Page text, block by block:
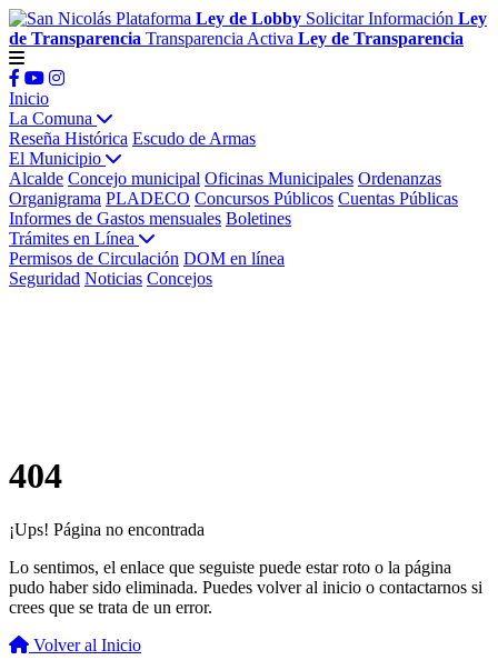
Plataforma Ley de Lobby Solicitar Información Ley
de Transparencia Transparencia Activa Ley de Transparencia
Inicio
La Comuna
Reseña Histórica Escudo de Armas
El Municipio
Alcalde Concejo municipal Oficinas Municipales Ordenanzas
Organigrama PLADECO Concursos Públicos Cuentas Públicas
Informes de Gastos mensuales Boletines
Trámites en Línea
Permisos de Circulación DOM en línea
Seguridad Noticias Concejos
404
¡Ups! Página no encontrada
Lo sentimos, el enlace que seguiste puede estar roto o la página
pudo haber sido eliminada. Puedes volver al inicio o contactarnos si
crees que se trata de un error.
Volver al Inicio